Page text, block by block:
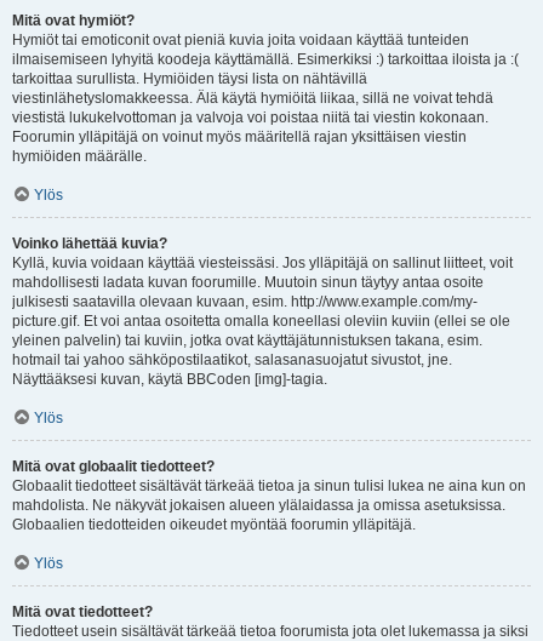
Mitä ovat hymiöt?
Hymiöt tai emoticonit ovat pieniä kuvia joita voidaan käyttää tunteiden
ilmaisemiseen lyhyitä koodeja käyttämällä. Esimerkiksi :) tarkoittaa iloista ja :(
tarkoittaa surullista. Hymiöiden täysi lista on nähtävillä
viestinlähetyslomakkeessa. Älä käytä hymiöitä liikaa, sillä ne voivat tehdä
viestistä lukukelvottoman ja valvoja voi poistaa niitä tai viestin kokonaan.
Foorumin ylläpitäjä on voinut myös määritellä rajan yksittäisen viestin
hymiöiden määrälle.
Ylös
Voinko lähettää kuvia?
Kyllä, kuvia voidaan käyttää viesteissäsi. Jos ylläpitäjä on sallinut liitteet, voit
mahdollisesti ladata kuvan foorumille. Muutoin sinun täytyy antaa osoite
julkisesti saatavilla olevaan kuvaan, esim. http://www.example.com/my-
picture.gif. Et voi antaa osoitetta omalla koneellasi oleviin kuviin (ellei se ole
yleinen palvelin) tai kuviin, jotka ovat käyttäjätunnistuksen takana, esim.
hotmail tai yahoo sähköpostilaatikot, salasanasuojatut sivustot, jne.
Näyttääksesi kuvan, käytä BBCoden [img]-tagia.
Ylös
Mitä ovat globaalit tiedotteet?
Globaalit tiedotteet sisältävät tärkeää tietoa ja sinun tulisi lukea ne aina kun on
mahdolista. Ne näkyvät jokaisen alueen ylälaidassa ja omissa asetuksissa.
Globaalien tiedotteiden oikeudet myöntää foorumin ylläpitäjä.
Ylös
Mitä ovat tiedotteet?
Tiedotteet usein sisältävät tärkeää tietoa foorumista jota olet lukemassa ja siksi